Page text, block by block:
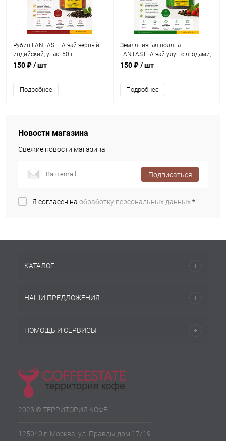
Рубин FANTASTEA чай черный
индийский, упак. 50 г.
150 ₽/ шт
Подробнее
Земляничная поляна
FANTASTEA чай улун с ягодами,
упак. 70 г.
150 ₽/ шт
Подробнее
Новости магазина
Свежие новости магазина
Подписаться
Я согласен на обработку персональных данных.*
КАТАЛОГ
НАШИ ПРЕДЛОЖЕНИЯ
ПОМОЩЬ И СЕРВИСЫ
2023 © ТЕРРИТОРИЯ КОФЕ
125040 г. Москва, ул. Правды дом 17/19